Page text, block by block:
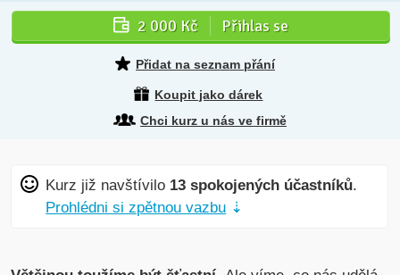
2 000 Kč Přihlas se
Přidat na seznam přání
Koupit jako dárek
Chci kurz u nás ve firmě
Kurz již navštívilo 13 spokojených účastníků.
Prohlédni si zpětnou vazbu ⇣